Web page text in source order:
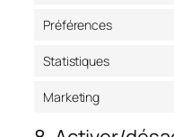
Préférences
Statistiques
Marketing